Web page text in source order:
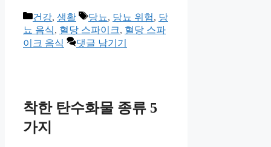
카
테
고
건강, 생활
태
그
당뇨, 당뇨 위험, 당
뇨 음식, 혈당 스파이크, 혈당 스파
이크 음식
댓글 남기기
착한 탄수화물 종류 5
가지